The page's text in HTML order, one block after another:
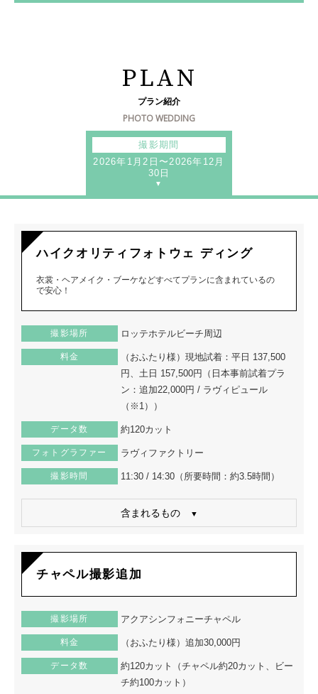
PLAN
プラン紹介
PHOTO WEDDING
撮影期間
2026年1月2日〜2026年12月
30日
ハイクオリティフォトウェ ディング
衣裳・ヘアメイク・ブーケなどすべてプランに含まれているの
で安心！
撮影場所 ロッテホテルビーチ周辺
料金
（おふたり様）現地試着：平日 137,500
円、土日 157,500円（日本事前試着プラ
ン：追加22,000円 / ラヴィピュール
（※1））
データ数 約120カット
フォトグラファー ラヴィファクトリー
撮影時間 11:30 / 14:30（所要時間：約3.5時間）
含まれるもの
チャペル撮影追加
撮影場所 アクアシンフォニーチャペル
料金 （おふたり様）追加30,000円
データ数
約120カット（チャペル約20カット、ビー
チ約100カット）